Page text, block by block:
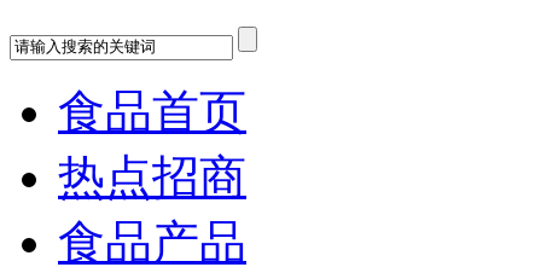
食品首页
热点招商
食品产品